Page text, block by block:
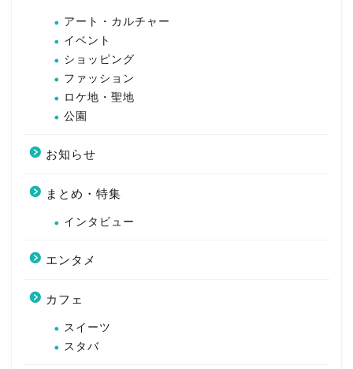
アート・カルチャー
イベント
ショッピング
ファッション
ロケ地・聖地
公園
お知らせ
まとめ・特集
インタビュー
エンタメ
カフェ
スイーツ
スタバ